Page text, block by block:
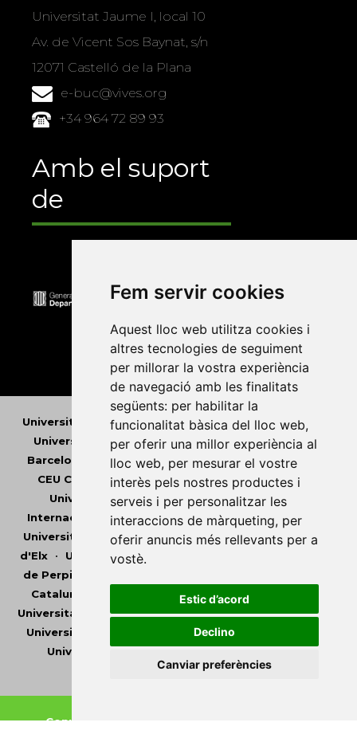
Fem servir cookies
Aquest lloc web utilitza cookies i
altres tecnologies de seguiment
per millorar la vostra experiència
de navegació amb les finalitats
següents: per habilitar la
funcionalitat bàsica del lloc web,
per oferir una millor experiència al
lloc web, per mesurar el vostre
interès pels nostres productes i
serveis i per personalitzar les
interaccions de màrqueting, per
oferir anuncis més rellevants per a
vostè.
Estic d’acord
Declino
Canviar preferències
Universitat Jaume I, local 10
Av. de Vicent Sos Baynat, s/n
12071 Castelló de la Plana
e-buc@vives.org
+34 964 72 89 93
Amb el suport
de
Universitat Abat Oliba CEU•Universitat d'Alacant
Universitat d'Andorra•Universitat Autònoma de
Barcelona
Universitat de Barcelona•Universitat
CEU Cardenal Herrera• Universitat de Girona
Universitat de les Illes Balears•Universitat
Internacional de Catalunya • Universitat Jaume I
Universitat de Lleida •Universitat Miguel Hernández
d'Elx• Universitat Oberta de Catalunya
de Perpinyà Via Domitia
Catalunya
Universitat Politècnica de València
Universitat Pompeu Fabra•Universitat Ramon Llull
Universitat Rovira i Virgili
Universitat de Sàsser
Universitat de València
Universitat Central de Catalunya
Copyright © 2026